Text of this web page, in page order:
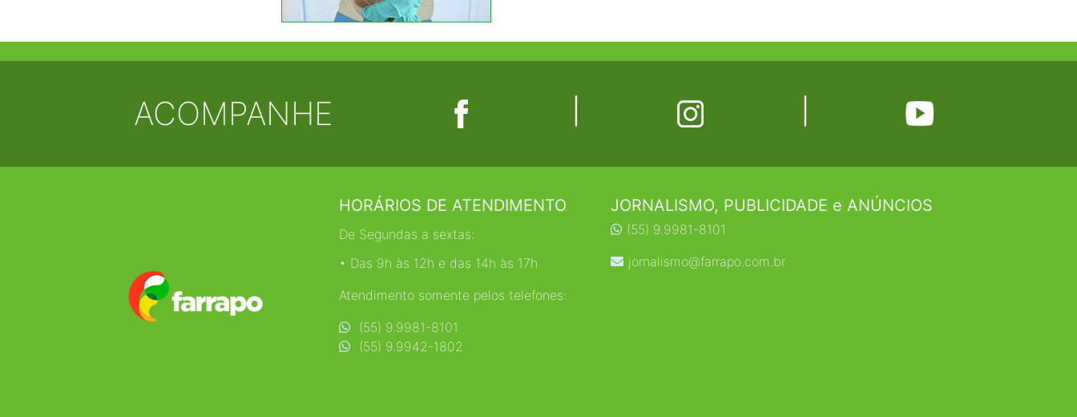
ACOMPANHE
HORÁRIOS DE ATENDIMENTO
De Segundas a sextas:
• Das 9h às 12h e das 14h às 17h
Atendimento somente pelos telefones:
(55) 9.9981-8101
(55) 9.9942-1802
JORNALISMO, PUBLICIDADE e ANÚNCIOS
(55) 9.9981-8101
jornalismo@farrapo.com.br